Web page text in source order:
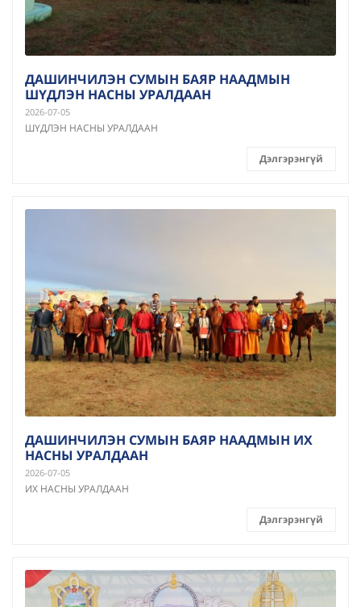
ДАШИНЧИЛЭН СУМЫН БАЯР НААДМЫН
ШҮДЛЭН НАСНЫ УРАЛДААН
2026-07-05
ШҮДЛЭН НАСНЫ УРАЛДААН
Дэлгэрэнгүй
ДАШИНЧИЛЭН СУМЫН БАЯР НААДМЫН ИХ
НАСНЫ УРАЛДААН
2026-07-05
ИХ НАСНЫ УРАЛДААН
Дэлгэрэнгүй